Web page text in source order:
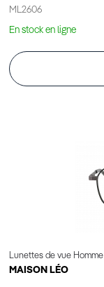
ML2606
En stock en ligne
Lunettes de vue Homme
MAISON LÉO